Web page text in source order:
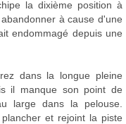
la dixième position à
à cause d'une
endommagé depuis une
dans la longue pleine
il manque son point de
large dans la pelouse.
et rejoint la piste